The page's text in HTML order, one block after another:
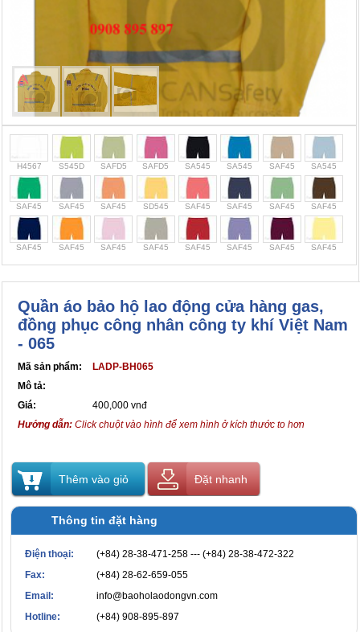
H4567 S545D SAFD5 SAFD5 SA545 SA545 SAF45 SA545
SAF45 SAF45 SAF45 SD545 SAF45 SAF45 SAF45 SAF45
SAF45 SAF45 SAF45 SAF45 SAF45 SAF45 SAF45 SAF45
Quần áo bảo hộ lao động cửa hàng gas,
đồng phục công nhân công ty khí Việt Nam
- 065
Mã sản phẩm:
LADP-BH065
Mô tả:
Giá:
400,000 vnđ
Hướng dẫn: Click chuột vào hình để xem hình ở kích thước to hơn
Thêm vào giỏ Đặt nhanh
Thông tin đặt hàng
Điện thoại:
(+84) 28-38-471-258 --- (+84) 28-38-472-322
Fax:
(+84) 28-62-659-055
Email:
info@baoholaodongvn.com
Hotline:
(+84) 908-895-897
Cọc giao thông, rào chắn công trình
Bình chữa cháy, cứu hỏa
Chính sách bảo mật thông tin